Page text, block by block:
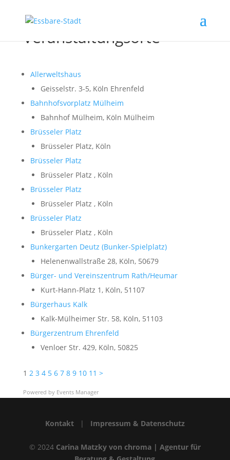
Veranstaltungsorte
Allerweltshaus
Geisselstr. 3-5, Köln Ehrenfeld
Bahnhofsvorplatz Mülheim
Bahnhof Mülheim, Köln Mülheim
Brüsseler Platz
Brüsseler Platz, Köln
Brüsseler Platz
Brüsseler Platz , Köln
Brüsseler Platz
Brüsseler Platz , Köln
Brüsseler Platz
Brüsseler Platz , Köln
Bunkergarten Deutz (Bunker-Spielplatz)
Helenenwallstraße 28, Köln, 50679
Bürger- und Vereinszentrum Rath/Heumar
Kurt-Hann-Platz 1, Köln, 51107
Bürgerhaus Kalk
Kalk-Mülheimer Str. 58, Köln, 51103
Bürgerzentrum Ehrenfeld
Venloer Str. 429, Köln, 50825
1 2 3 4 5 6 7 8 9 10 11 >
Powered by Events Manager
Kontakt | Impressum & Datenschutz
© 2024 Carina Matzky von chroma | Agentur für